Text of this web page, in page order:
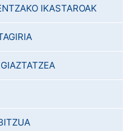
IKASTAROAK